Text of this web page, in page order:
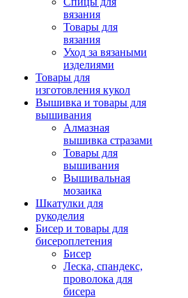
вязания
Товары для
вязания
Уход за вязаными
изделиями
Товары для
изготовления кукол
Вышивка и товары для
вышивания
Алмазная
вышивка стразами
Товары для
вышивания
Вышивальная
мозаика
Шкатулки для
рукоделия
Бисер и товары для
бисероплетения
Бисер
Леска, спандекс,
проволока для
бисера